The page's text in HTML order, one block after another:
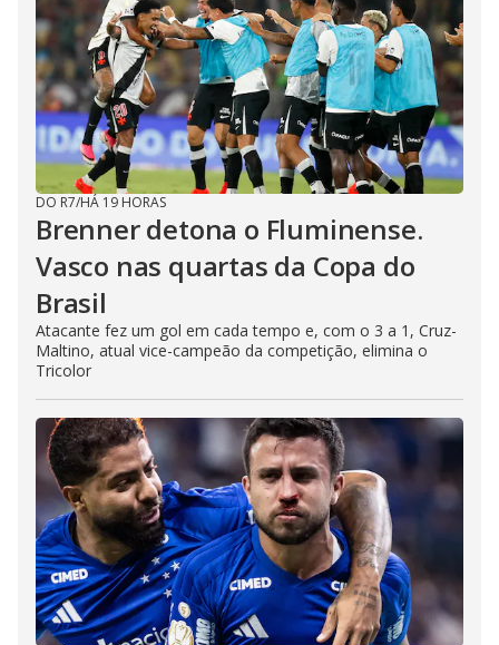
DO R7/HÁ 19 HORAS
Brenner detona o Fluminense.
Vasco nas quartas da Copa do
Brasil
Atacante fez um gol em cada tempo e, com o 3 a 1, Cruz-
Maltino, atual vice-campeão da competição, elimina o
Tricolor